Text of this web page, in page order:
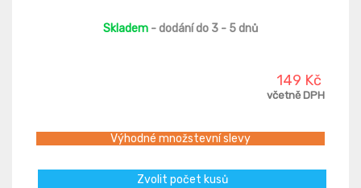
Skladem - dodání do 3 - 5 dnů
149 Kč
včetně DPH
Výhodné množstevní slevy
Zvolit počet kusů